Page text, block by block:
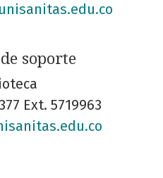
soporte
Ext. 5719963